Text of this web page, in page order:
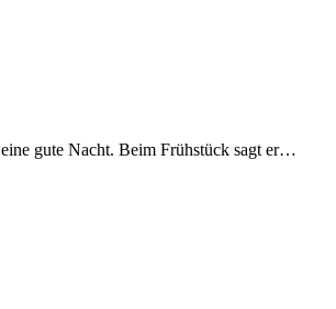
gute Nacht. Beim Früh­stück sagt er…